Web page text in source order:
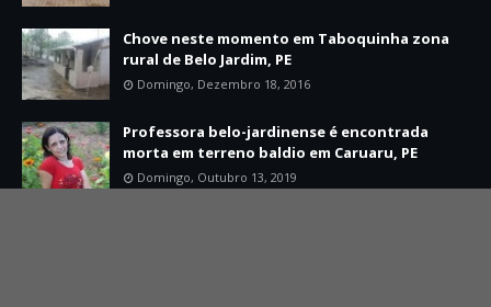
Chove neste momento em Taboquinha zona
rural de Belo Jardim, PE
Domingo, Dezembro 18, 2016
Professora belo-jardinense é encontrada
morta em terreno baldio em Caruaru, PE
Domingo, Outubro 13, 2019